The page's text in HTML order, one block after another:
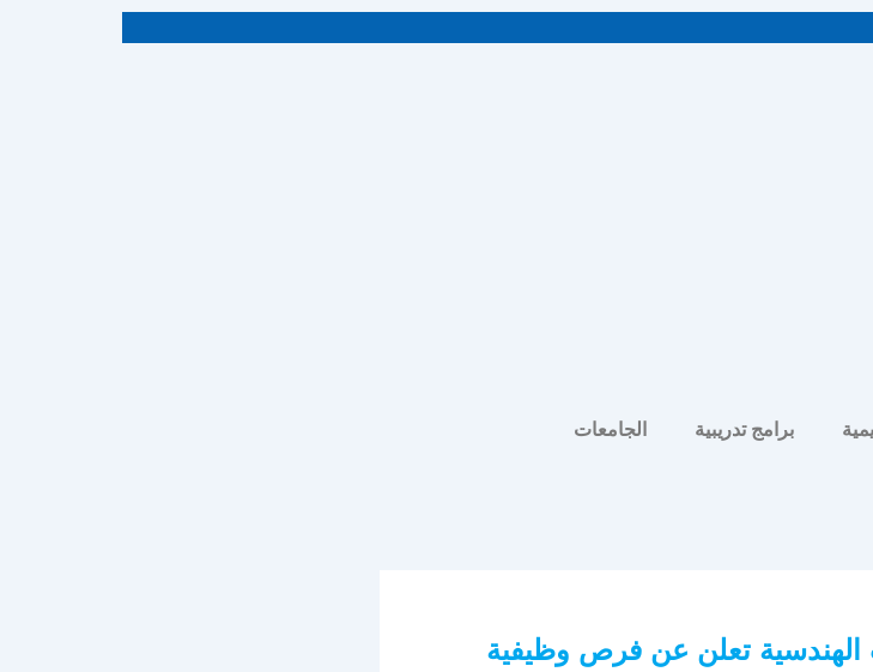
برامج تدريبية الجامعات
الهندسية تعلن عن فرص وظيفية